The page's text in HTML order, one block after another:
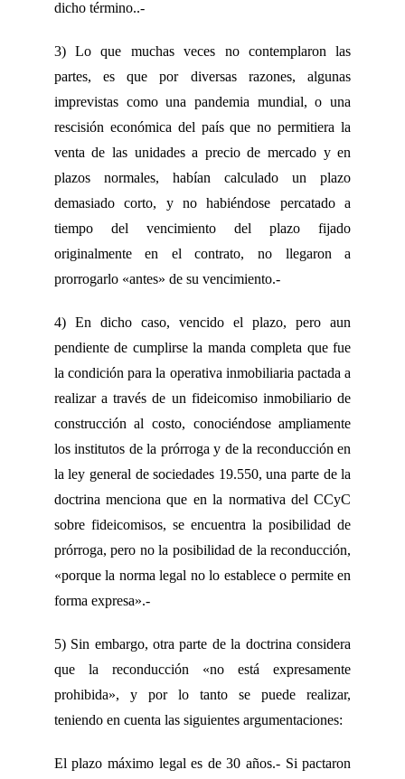
dicho término..-
3) Lo que muchas veces no contemplaron las
partes, es que por diversas razones, algunas
imprevistas como una pandemia mundial, o una
rescisión económica del país que no permitiera la
venta de las unidades a precio de mercado y en
plazos normales, habían calculado un plazo
demasiado corto, y no habiéndose percatado a
tiempo del vencimiento del plazo fijado
originalmente en el contrato, no llegaron a
prorrogarlo «antes» de su vencimiento.-
4) En dicho caso, vencido el plazo, pero aun
pendiente de cumplirse la manda completa que fue
la condición para la operativa inmobiliaria pactada a
realizar a través de un fideicomiso inmobiliario de
construcción al costo, conociéndose ampliamente
los institutos de la prórroga y de la reconducción en
la ley general de sociedades 19.550, una parte de la
doctrina menciona que en la normativa del CCyC
sobre fideicomisos, se encuentra la posibilidad de
prórroga, pero no la posibilidad de la reconducción,
«porque la norma legal no lo establece o permite en
forma expresa».-
5) Sin embargo, otra parte de la doctrina considera
que la reconducción «no está expresamente
prohibida», y por lo tanto se puede realizar,
teniendo en cuenta las siguientes argumentaciones:
El plazo máximo legal es de 30 años.- Si pactaron